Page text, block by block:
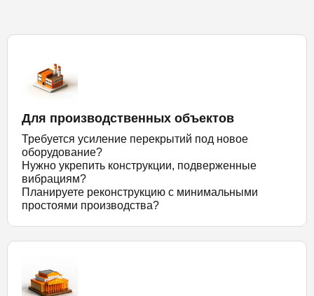
Для производственных объектов
Требуется усиление перекрытий под новое
оборудование?
Нужно укрепить конструкции, подверженные
вибрациям?
Планируете реконструкцию с минимальными
простоями производства?